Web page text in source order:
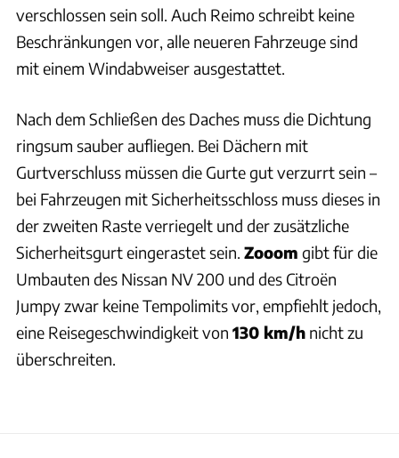
verschlossen sein soll. Auch Reimo schreibt keine
Beschränkungen vor, alle neueren Fahrzeuge sind
mit einem Windabweiser ausgestattet.
Nach dem Schließen des Daches muss die Dichtung
ringsum sauber aufliegen. Bei Dächern mit
Gurtverschluss müssen die Gurte gut verzurrt sein –
bei Fahrzeugen mit Sicherheitsschloss muss dieses in
der zweiten Raste verriegelt und der zusätzliche
Sicherheitsgurt eingerastet sein. Zooom gibt für die
Umbauten des Nissan NV 200 und des Citroën
Jumpy zwar keine Tempolimits vor, empfiehlt jedoch,
eine Reisegeschwindigkeit von 130 km/h nicht zu
überschreiten.